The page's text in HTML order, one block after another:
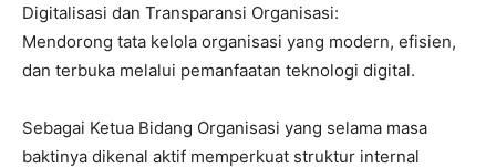
Digitalisasi dan Transparansi Organisasi:
Mendorong tata kelola organisasi yang modern, efisien,
dan terbuka melalui pemanfaatan teknologi digital.
Sebagai Ketua Bidang Organisasi yang selama masa
baktinya dikenal aktif memperkuat struktur internal